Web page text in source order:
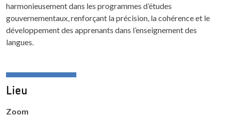
harmonieusement dans les programmes d’études
gouvernementaux, renforçant la précision, la cohérence et le
développement des apprenants dans l’enseignement des
langues.
Lieu
Zoom